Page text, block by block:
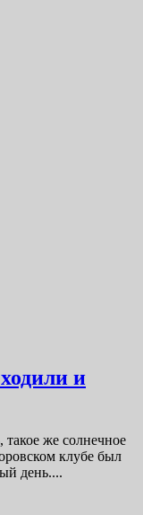
и
же солнечное
клубе был
день....